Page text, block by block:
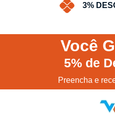
3%
Você
5% de
Preencha e